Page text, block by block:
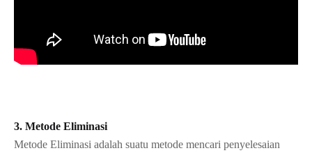
3. Metode Eliminasi
Metode Eliminasi adalah suatu metode mencari penyelesaian